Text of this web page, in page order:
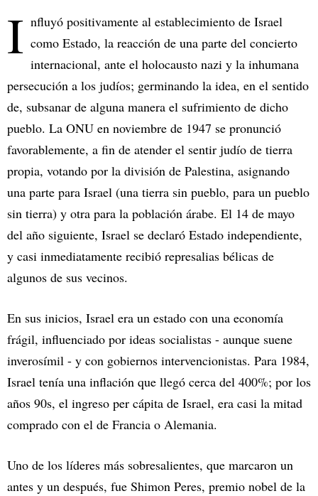
I nfluyó positivamente al establecimiento de Israel
como Estado, la reacción de una parte del concierto
internacional, ante el holocausto nazi y la inhumana
persecución a los judíos; germinando la idea, en el sentido
de, subsanar de alguna manera el sufrimiento de dicho
pueblo. La ONU en noviembre de 1947 se pronunció
favorablemente, a fin de atender el sentir judío de tierra
propia, votando por la división de Palestina, asignando
una parte para Israel (una tierra sin pueblo, para un pueblo
sin tierra) y otra para la población árabe. El 14 de mayo
del año siguiente, Israel se declaró Estado independiente,
y casi inmediatamente recibió represalias bélicas de
algunos de sus vecinos.
En sus inicios, Israel era un estado con una economía
frágil, influenciado por ideas socialistas - aunque suene
inverosímil - y con gobiernos intervencionistas. Para 1984,
Israel tenía una inflación que llegó cerca del 400%; por los
años 90s, el ingreso per cápita de Israel, era casi la mitad
comprado con el de Francia o Alemania.
Uno de los líderes más sobresalientes, que marcaron un
antes y un después, fue Shimon Peres, premio nobel de la